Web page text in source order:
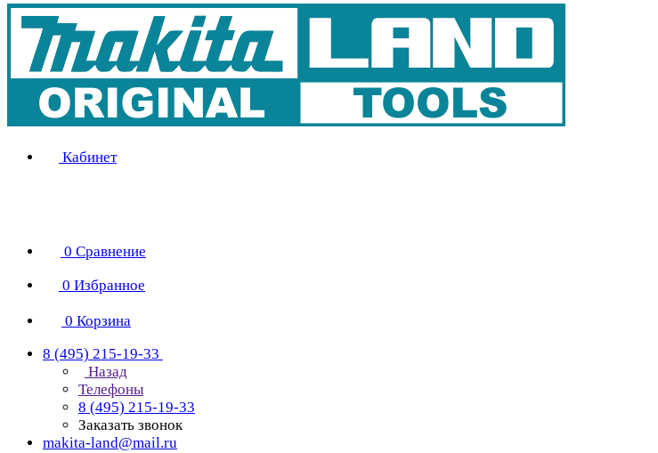
Кабинет
0 Сравнение
0 Избранное
0 Корзина
8 (495) 215-19-33
Назад
Телефоны
8 (495) 215-19-33
Заказать звонок
makita-land@mail.ru